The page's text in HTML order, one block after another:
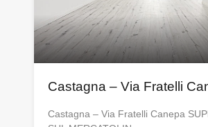
Castagna – Via Fratelli
Castagna – Via Fratelli Canepa